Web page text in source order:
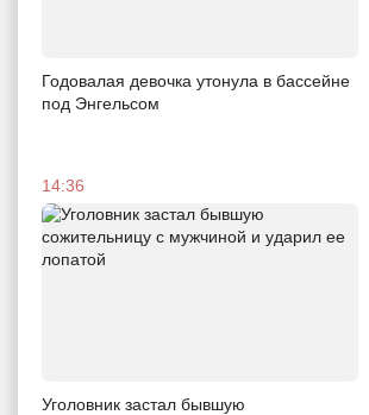
Годовалая девочка утонула в бассейне
под Энгельсом
14:36
Уголовник застал бывшую